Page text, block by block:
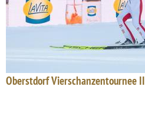
Oberstdorf Vierschanzentournee II